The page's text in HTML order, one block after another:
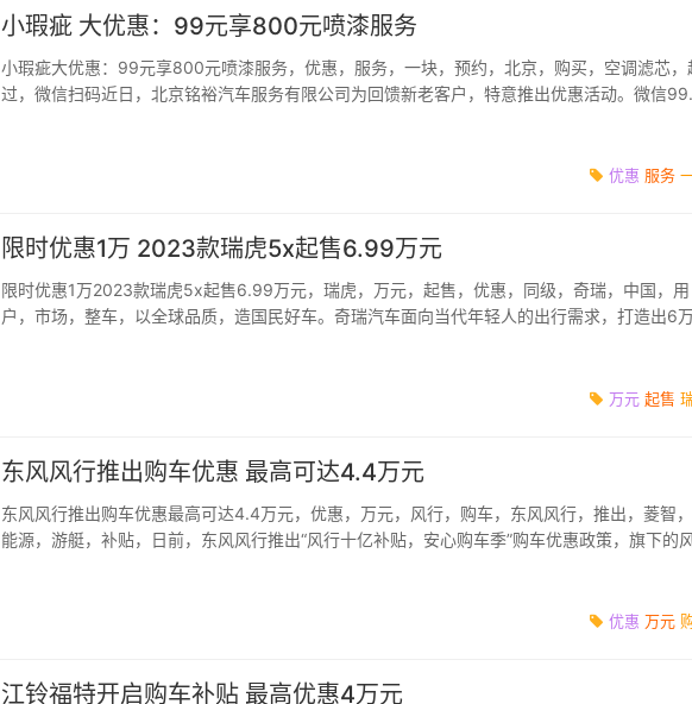
小瑕疵 大优惠：99元享800元喷漆服务
小瑕疵大优惠：99元享800元喷漆服务，优惠，服务，一块，预约，北京，购买，空调滤芯，
过，微信扫码近日，北京铭裕汽车服务有限公司为回馈新老客户，特意推出优惠活动。微信99
优惠 服务
限时优惠1万 2023款瑞虎5x起售6.99万元
限时优惠1万2023款瑞虎5x起售6.99万元，瑞虎，万元，起售，优惠，同级，奇瑞，中国，用
户，市场，整车，以全球品质，造国民好车。奇瑞汽车面向当代年轻人的出行需求，打造出6
万元 起售
东风风行推出购车优惠 最高可达4.4万元
东风风行推出购车优惠最高可达4.4万元，优惠，万元，风行，购车，东风风行，推出，菱智
能源，游艇，补贴，日前，东风风行推出“风行十亿补贴，安心购车季”购车优惠政策，旗下的
优惠 万元
江铃福特开启购车补贴 最高优惠4万元